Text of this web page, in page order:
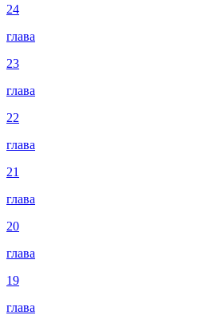
24
глава
23
глава
22
глава
21
глава
20
глава
19
глава